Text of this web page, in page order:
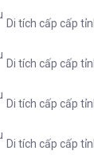
Di tích cấp cấp
Di tích cấp cấp
Di tích cấp cấp
Di tích cấp cấp